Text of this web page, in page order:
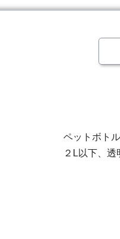
ペットボト
２L以下、